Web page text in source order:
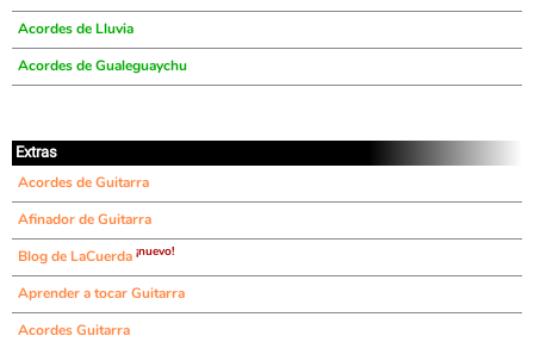
Acordes de Lluvia
Acordes de Gualeguaychu
Extras
Acordes de Guitarra
Afinador de Guitarra
Blog de LaCuerda ¡nuevo!
Aprender a tocar Guitarra
Acordes Guitarra